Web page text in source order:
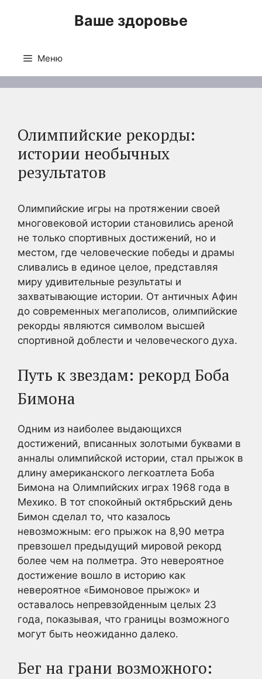
Ваше здоровье
Меню
Олимпийские рекорды:
истории необычных
результатов
Олимпийские игры на протяжении своей
многовековой истории становились ареной
не только спортивных достижений, но и
местом, где человеческие победы и драмы
сливались в единое целое, представляя
миру удивительные результаты и
захватывающие истории. От античных Афин
до современных мегаполисов, олимпийские
рекорды являются символом высшей
спортивной доблести и человеческого духа.
Путь к звездам: рекорд Боба
Бимона
Одним из наиболее выдающихся
достижений, вписанных золотыми буквами в
анналы олимпийской истории, стал прыжок в
длину американского легкоатлета Боба
Бимона на Олимпийских играх 1968 года в
Мехико. В тот спокойный октябрьский день
Бимон сделал то, что казалось
невозможным: его прыжок на 8,90 метра
превзошел предыдущий мировой рекорд
более чем на полметра. Это невероятное
достижение вошло в историю как
невероятное «Бимоновое прыжок» и
оставалось непревзойденным целых 23
года, показывая, что границы возможного
могут быть неожиданно далеко.
Бег на грани возможного: